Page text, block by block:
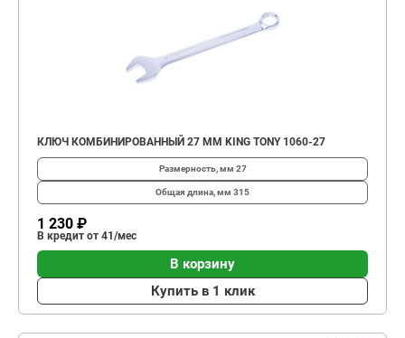
КЛЮЧ КОМБИНИРОВАННЫЙ 27 ММ KING TONY 1060-27
Размерность, мм 27
Общая длина, мм 315
1 230 ₽
В кредит от 41/мес
В корзину
Купить в 1 клик